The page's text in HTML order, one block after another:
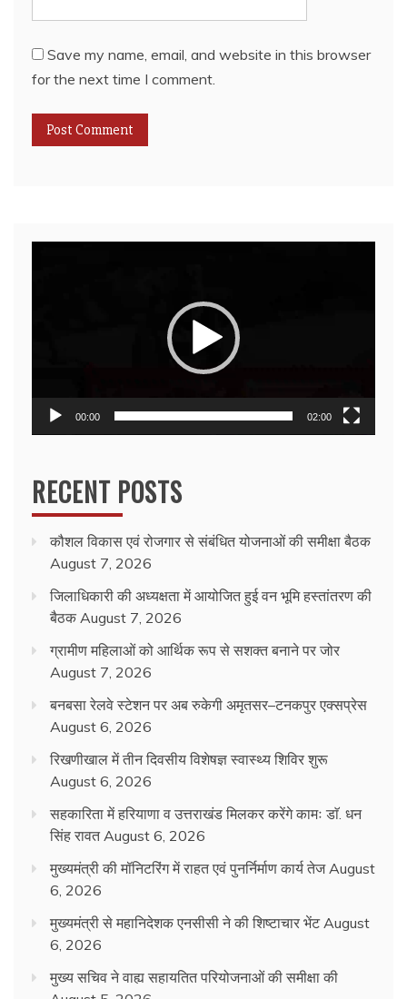
Save my name, email, and website in this browser
for the next time I comment.
00:00 02:00
RECENT POSTS
कौशल विकास एवं रोजगार से संबंधित योजनाओं की समीक्षा बैठक
August 7, 2026
जिलाधिकारी की अध्यक्षता में आयोजित हुई वन भूमि हस्तांतरण की
बैठक August 7, 2026
ग्रामीण महिलाओं को आर्थिक रूप से सशक्त बनाने पर जोर
August 7, 2026
बनबसा रेलवे स्टेशन पर अब रुकेगी अमृतसर–टनकपुर एक्सप्रेस
August 6, 2026
रिखणीखाल में तीन दिवसीय विशेषज्ञ स्वास्थ्य शिविर शुरू
August 6, 2026
सहकारिता में हरियाणा व उत्तराखंड मिलकर करेंगे कामः डाॅ. धन
सिंह रावत August 6, 2026
मुख्यमंत्री की मॉनिटरिंग में राहत एवं पुनर्निर्माण कार्य तेज August
6, 2026
मुख्यमंत्री से महानिदेशक एनसीसी ने की शिष्टाचार भेंट August
6, 2026
मुख्य सचिव ने वाह्य सहायतित परियोजनाओं की समीक्षा की